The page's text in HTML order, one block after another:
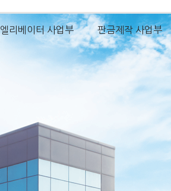
엘리베이터 사업부 판금제작 사업부